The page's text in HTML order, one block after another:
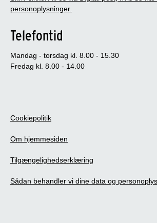
personoplysninger.
Telefontid
Mandag - torsdag kl. 8.00 - 15.30
Fredag kl. 8.00 - 14.00
Cookiepolitik
Om hjemmesiden
Tilgængelighedserklæring
Sådan behandler vi dine data og